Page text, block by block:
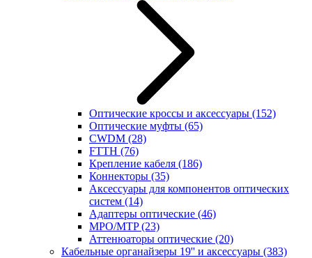
Оптические кроссы и аксессуары (152)
Оптические муфты (65)
CWDM (28)
FTTH (76)
Крепление кабеля (186)
Коннекторы (35)
Аксессуары для компонентов оптических
систем (14)
Адаптеры оптические (46)
MPO/MTP(23)
Аттенюаторы оптические (20)
Кабельные органайзеры 19'' и аксессуары (383)